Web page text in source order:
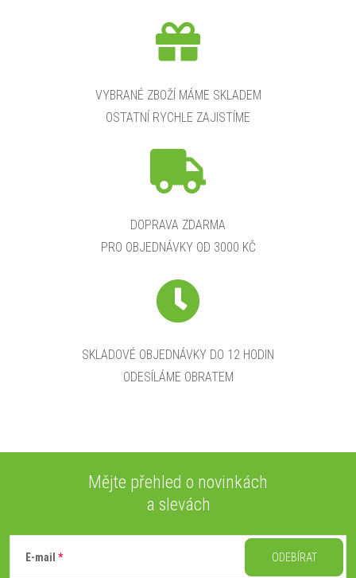
VYBRANÉ ZBOŽÍ MÁME SKLADEM
OSTATNÍ RYCHLE ZAJISTÍME
DOPRAVA ZDARMA
PRO OBJEDNÁVKY OD 3000 KČ
SKLADOVÉ OBJEDNÁVKY DO 12 HODIN
ODESÍLÁME OBRATEM
Mějte přehled o novinkách
a slevách
E-mail ODEBÍRAT